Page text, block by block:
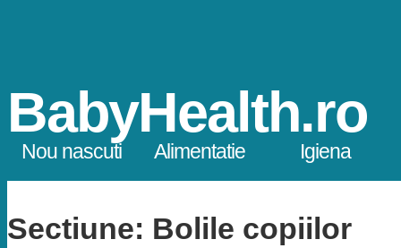
BabyHealth.ro
Nou nascuti Alimentatie Igiena
Sectiune: Bolile copiilor